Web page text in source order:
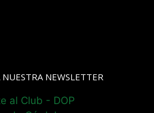
NEWSLETTER